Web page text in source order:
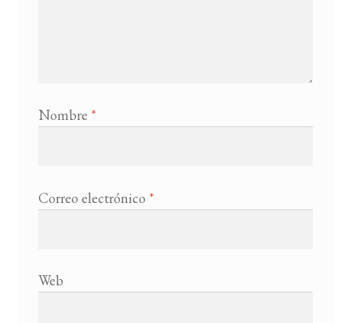
Nombre *
Correo electrónico *
Web